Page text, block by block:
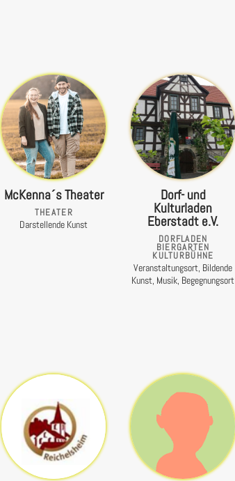
McKenna´s Theater
THEATER
Darstellende Kunst
Dorf- und
Kulturladen
Eberstadt e.V.
DORFLADEN
BIERGARTEN
KULTURBÜHNE
Veranstaltungsort, Bildende
Kunst, Musik, Begegnungsort